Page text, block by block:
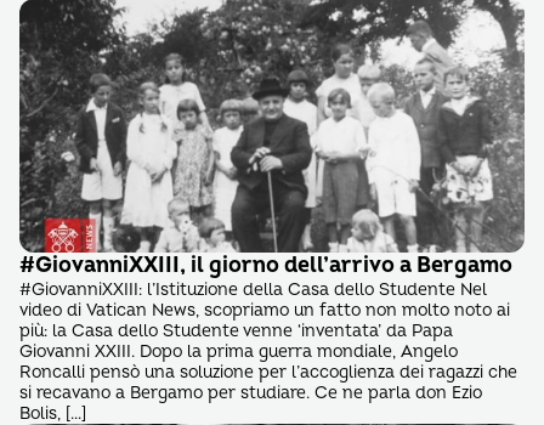
#GiovanniXXIII, il giorno dell’arrivo a Bergamo
#GiovanniXXIII: l’Istituzione della Casa dello Studente Nel
video di Vatican News, scopriamo un fatto non molto noto ai
più: la Casa dello Studente venne ‘inventata’ da Papa
Giovanni XXIII. Dopo la prima guerra mondiale, Angelo
Roncalli pensò una soluzione per l’accoglienza dei ragazzi che
si recavano a Bergamo per studiare. Ce ne parla don Ezio
Bolis, […]